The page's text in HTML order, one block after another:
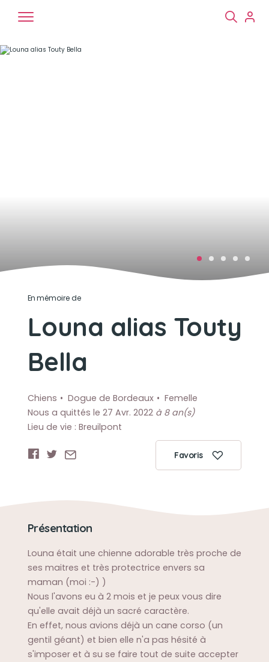
En mémoire de
Louna alias Touty
Bella
Chiens Dogue de Bordeaux
Femelle
Nous a quittés le 27 Avr. 2022 à 8 an(s)
Lieu de vie : Breuilpont
Favoris
Présentation
Louna était une chienne adorable très proche de
ses maitres et très protectrice envers sa
maman (moi :-) )
Nous l'avons eu à 2 mois et je peux vous dire
qu'elle avait déjà un sacré caractère.
En effet, nous avions déjà un cane corso (un
gentil géant) et bien elle n'a pas hésité à
s'imposer et à su se faire tout de suite accepter